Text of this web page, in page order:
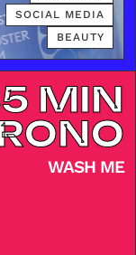
SOCIAL MEDIA
BEAUTY
MIN
WASH ME